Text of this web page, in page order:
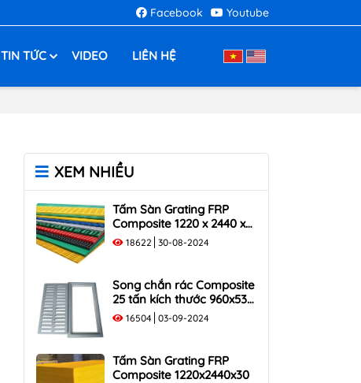
Facebook Youtube
TIN TỨC VIDEO LIÊN HỆ
XEM NHIỀU
Tấm Sàn Grating FRP
Composite 1220 x 2440 x
3518622 30-08-2024
Song chắn rác Composite
25 tấn kích thước 960x530
tải trọng 250KN
16504 03-09-2024
Tấm Sàn Grating FRP
Composite 1220x2440x30